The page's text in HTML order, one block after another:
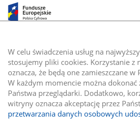
W celu świadczenia usług na
stosujemy pliki cookies. Korzystanie z
oznacza, że będą one zamieszczane w
W każdym momencie można dokonać
Państwa przeglądarki. Dodatkowo,
witryny oznacza akceptację przez
przetwarzania danych osobowych